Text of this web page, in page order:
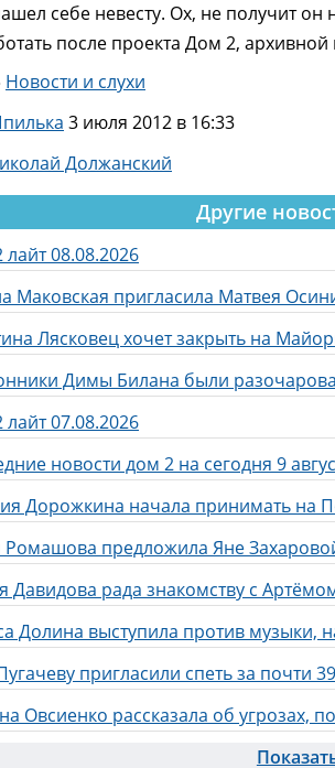
себе невесту. Ох, не получит он
после проекта Дом 2, архивной
Новости и слухи
3 июля 2012 в 16:33
Должанский
Другие
08.08.2026
Маковская пригласила Матвея
Лясковец хочет закрыть на
Димы Билана были
07.08.2026
новости дом 2 на сегодня 9
Дорожкина начала принимать на
Ромашова предложила Яне
Давидова рада знакомству с
Долина выступила против музыки,
пригласили спеть за почти
Овсиенко рассказала об угрозах,